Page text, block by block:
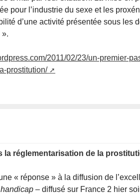
pour l’industrie du sexe et les
d’une activité présentée sous les
».
2011/02/23/un-premier-
prostitution/
la réglementarisation de la
« réponse » à la diffusion de
– diffusé sur France 2 hier